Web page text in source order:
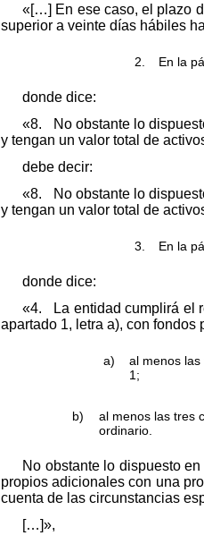
«[…] En ese caso, el plazo
superior a veinte días hábiles
2. En la
donde dice:
«8. No obstante lo
y tengan un valor total de
debe decir:
«8. No obstante lo
y tengan un valor total de
3. En la
donde dice:
«4. La entidad cumplirá el
apartado 1, letra a), con
a)
al menos
1;
b)
al menos las tres
ordinario.
No obstante lo dispuesto
propios adicionales con una
cuenta de las circunstancias
[…]»,